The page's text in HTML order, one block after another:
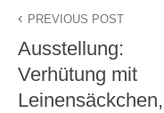
PREVIOUS POST
Ausstellung:
Verhütung mit
Leinensäckchen,